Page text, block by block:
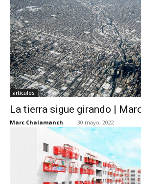
artículos
La tierra sigue girando |
Marc Chalamanch - 30 mayo, 2022